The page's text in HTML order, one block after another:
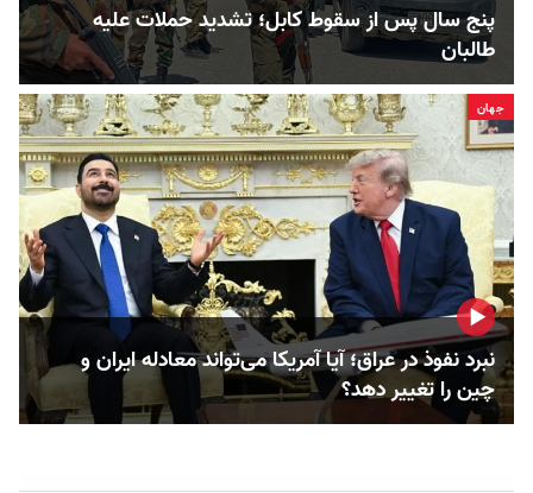
پنج سال پس از سقوط کابل؛ تشدید حملات علیه
طالبان
جهان
نبرد نفوذ در عراق؛ آیا آمریکا می‌تواند معادله ایران و
چین را تغییر دهد؟